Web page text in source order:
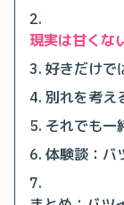
現実は甘くな
好きだけで
別れを考え
それでも一
体験談：バ